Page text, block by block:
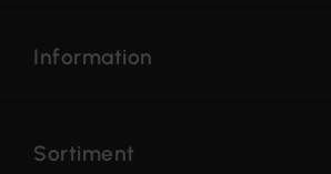
Information
Sortiment